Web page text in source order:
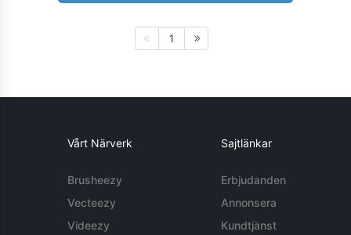
1
Vårt Närverk
Brusheezy
Vecteezy
Videezy
Sajtlänkar
Erbjudanden
Annonsera
Kundtjänst